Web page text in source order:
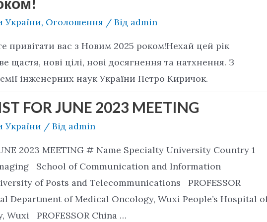
України, Оголошення / Від admin
привітати вас з Новим 2025 роком!Нехай цей рік
щастя, нові цілі, нові досягнення та натхнення. З
інженерних наук України Петро Киричок.
FOR JUNE 2023 MEETING
України / Від admin
2023 MEETING # Name Specialty University Country 1
School of Communication and Information
of Posts and Telecommunications PROFESSOR
Department of Medical Oncology, Wuxi People’s Hospital
Wuxi PROFESSOR China …